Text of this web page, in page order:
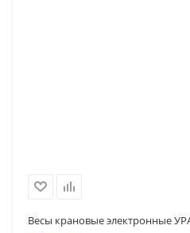
Весы крановые электронные